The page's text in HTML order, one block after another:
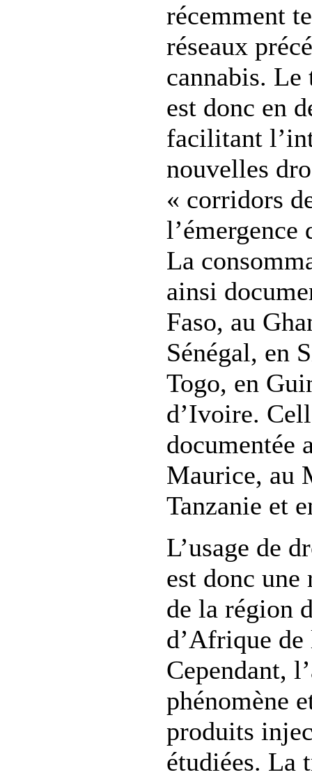
récemment
réseaux
cannabis.
est donc en
facilitant
nouvelles
« corridors
l’émergence
La
ainsi
Faso, au
Sénégal, en
Togo, en
d’Ivoire.
documentée
Maurice, au
Tanzanie et
L’usage de
est donc une
de la région
d’Afrique de
Cependant,
phénomène
produits
étudiées. La